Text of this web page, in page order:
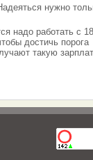
нужно
надо работать с
достичь порога
такую